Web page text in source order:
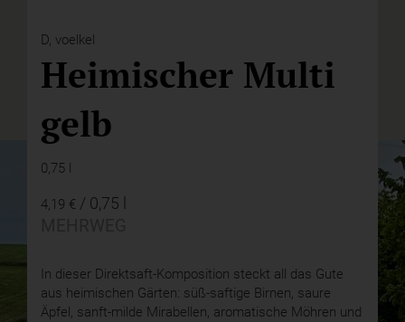
D, voelkel
Heimischer Multi
gelb
0,75 l
4,19 € / 0,75 l
In dieser Direktsaft-Komposition steckt all das Gute
aus heimischen Gärten: süß-saftige Birnen, saure
Äpfel, sanft-milde Mirabellen, aromatische Möhren und